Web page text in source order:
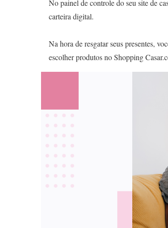
No painel de controle do seu site de
carteira digital.
Na hora de resgatar seus presentes,
escolher produtos no Shopping